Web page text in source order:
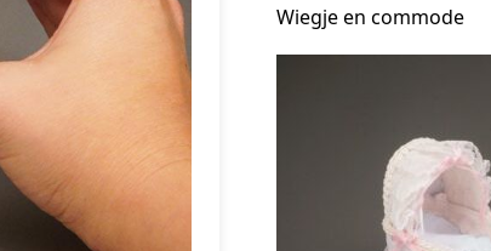
Wiegje en commode